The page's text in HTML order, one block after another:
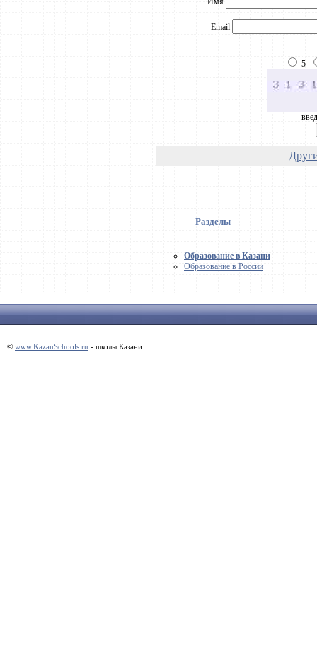
Email
5
Разделы
Образование в Казани
Образование в России
© www.KazanSchools.ru - школы Казани